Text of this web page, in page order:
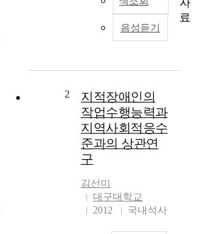
음성듣기
2
지적장애인의
작업수행능력과
지역사회적응수
준과의 상관연
구
김선미
대구대학교
2012
국내석사
자
료